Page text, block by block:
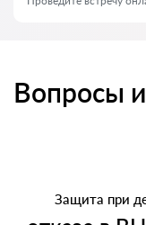
Вопросы
Защита при